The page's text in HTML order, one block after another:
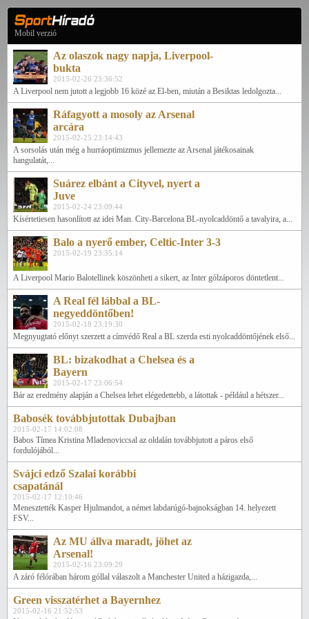
Mobil verzió
Az olaszok nagy napja, Liverpool-
bukta
2015-02-26 23:36:52
A Liverpool nem jutott a legjobb 16 közé az El-ben, miután a Besiktas ledolgozta...
Ráfagyott a mosoly az Arsenal
arcára
2015-02-25 23:14:43
A sorsolás után még a hurráoptimizmus jellemezte az Arsenal játékosainak
hangulatát,...
Suárez elbánt a Cityvel, nyert a
Juve
2015-02-24 23:09:44
Kísértetiesen hasonlított az idei Man. City-Barcelona BL-nyolcaddöntő a tavalyira, a...
Balo a nyerő ember, Celtic-Inter 3-3
2015-02-19 23:35:14
A Liverpool Mario Balotellinek köszönheti a sikert, az Inter gólzáporos döntetlent...
A Real fél lábbal a BL-
negyeddöntőben!
2015-02-18 23:19:30
Megnyugtató előnyt szerzett a címvédő Real a BL szerda esti nyolcaddöntőjének első...
BL: bizakodhat a Chelsea és a
Bayern
2015-02-17 23:06:54
Bár az eredmény alapján a Chelsea lehet elégedettebb, a látottak - például a hétszer...
Babosék továbbjutottak Dubajban
2015-02-17 14:02:08
Babos Tímea Kristina Mladenoviccsal az oldalán továbbjutott a páros első
fordulójából...
Svájci edző Szalai korábbi
csapatánál
2015-02-17 12:10:46
Menesztették Kasper Hjulmandot, a német labdarúgó-bajnokságban 14. helyezett
FSV...
Az MU állva maradt, jöhet az
Arsenal!
2015-02-16 23:09:29
A záró félórában három góllal válaszolt a Manchester United a házigazda,...
Green visszatérhet a Bayernhez
2015-02-16 21:52:53